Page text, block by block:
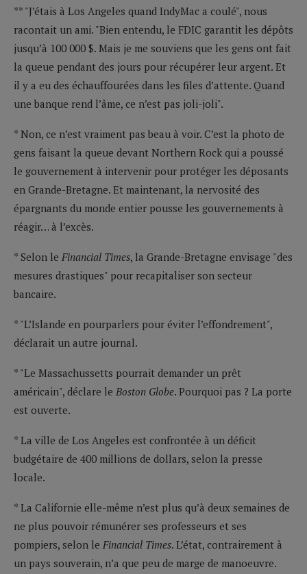
** "J’étais à Los Angeles quand IndyMac a coulé", nous
racontait un ami. "Bien entendu, le FDIC garantit les dépôts
jusqu’à 100 000 $. Mais je me souviens que les gens ont fait
la queue pendant des jours pour récupérer leur argent. Et
il y a eu des échauffourées dans les files d’attente. Quand
une banque rend l’âme, ce n’est pas joli-joli".
* Non, ce n’est vraiment pas beau à voir. C’est la photo de
gens faisant la queue devant Northern Rock qui a poussé
le gouvernement à intervenir pour protéger les déposants
en Grande-Bretagne. Et maintenant, la nervosité des
épargnants du monde entier pousse les gouvernements à
réagir… à l’excès.
* Selon le Financial Times, la Grande-Bretagne envisage "des
mesures drastiques" pour recapitaliser son secteur
bancaire.
* "L’Islande en pourparlers pour éviter l’effondrement",
déclarait un autre journal.
* "Le Massachussetts pourrait demander un prêt
américain", déclare le Boston Globe. Pourquoi pas ? La porte
est ouverte.
* La ville de Los Angeles est confrontée à un déficit
budgétaire de 400 millions de dollars, selon la presse
locale.
* La Californie elle-même n’est plus qu’à deux semaines de
ne plus pouvoir rémunérer ses professeurs et ses
pompiers, selon le Financial Times. L’état, contrairement à
un pays souverain, n’a que peu de marge de manoeuvre.